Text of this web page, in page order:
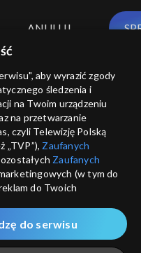
ANULUJ
aby wyrazić zgody
śledzenia i
na Twoim urządzeniu
na przetwarzanie
czyli Telewizję Polską
„TVP”), Zaufanych
Zaufanych
(w tym do
do Twoich
na udostępnianie
odwiedzania przez
do serwisu